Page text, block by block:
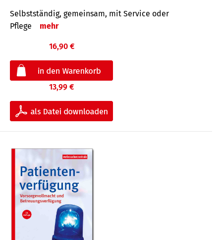
Selbstständig, gemeinsam, mit Service oder
Pflege
mehr
16,90 €
13,99 €